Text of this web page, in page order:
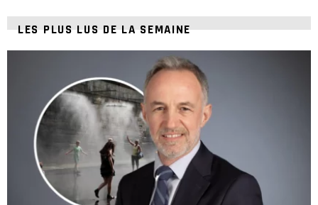
LES PLUS LUS DE LA SEMAINE